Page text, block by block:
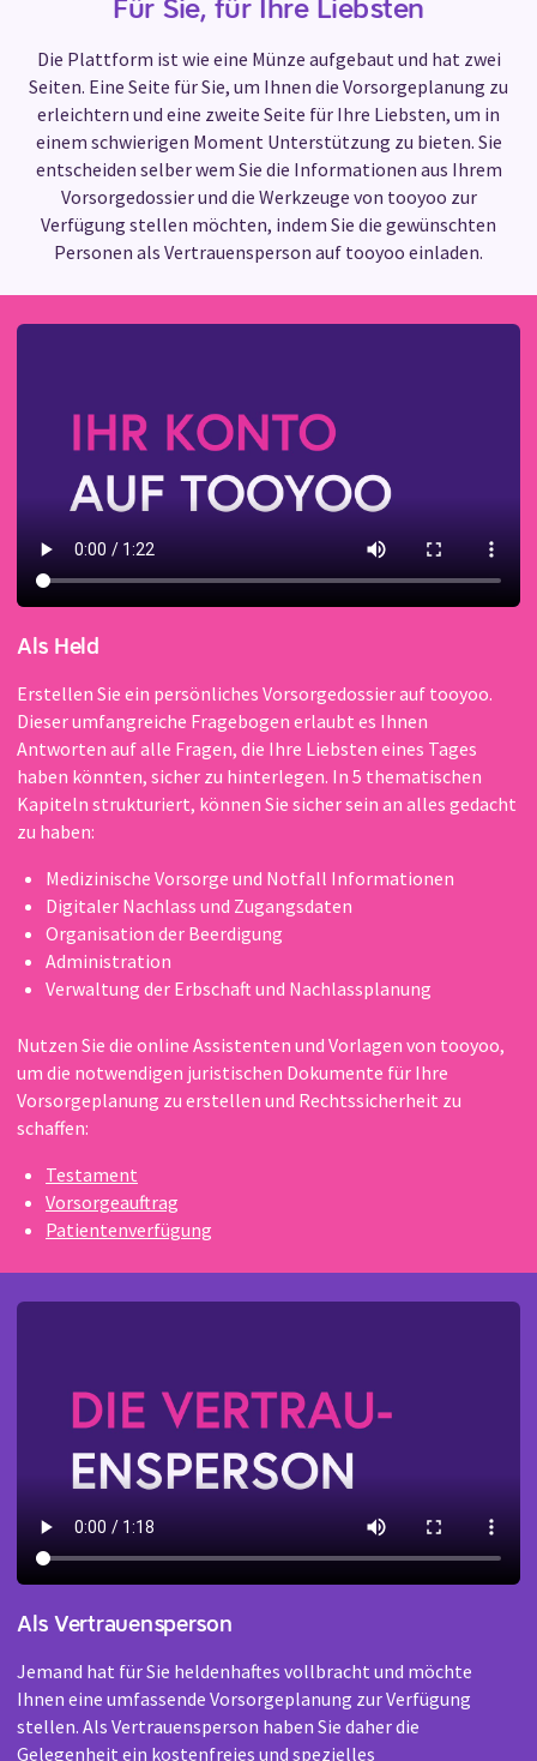
Für Sie, für Ihre Liebsten
Die Plattform ist wie eine Münze aufgebaut und hat zwei
Seiten. Eine Seite für Sie, um Ihnen die Vorsorgeplanung zu
erleichtern und eine zweite Seite für Ihre Liebsten, um in
einem schwierigen Moment Unterstützung zu bieten. Sie
entscheiden selber wem Sie die Informationen aus Ihrem
Vorsorgedossier und die Werkzeuge von tooyoo zur
Verfügung stellen möchten, indem Sie die gewünschten
Personen als Vertrauensperson auf tooyoo einladen.
Als Held
Erstellen Sie ein persönliches Vorsorgedossier auf tooyoo.
Dieser umfangreiche Fragebogen erlaubt es Ihnen
Antworten auf alle Fragen, die Ihre Liebsten eines Tages
haben könnten, sicher zu hinterlegen. In 5 thematischen
Kapiteln strukturiert, können Sie sicher sein an alles gedacht
zu haben:
Medizinische Vorsorge und Notfall Informationen
Digitaler Nachlass und Zugangsdaten
Organisation der Beerdigung
Administration
Verwaltung der Erbschaft und Nachlassplanung
Nutzen Sie die online Assistenten und Vorlagen von tooyoo,
um die notwendigen juristischen Dokumente für Ihre
Vorsorgeplanung zu erstellen und Rechtssicherheit zu
schaffen:
Testament
Vorsorgeauftrag
Patientenverfügung
Als Vertrauensperson
Jemand hat für Sie heldenhaftes vollbracht und möchte
Ihnen eine umfassende Vorsorgeplanung zur Verfügung
stellen. Als Vertrauensperson haben Sie daher die
Gelegenheit ein kostenfreies und spezielles